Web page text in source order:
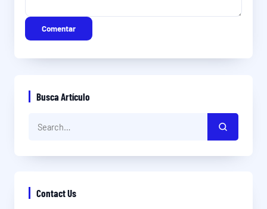
Comentar
Busca Artículo
Contact Us